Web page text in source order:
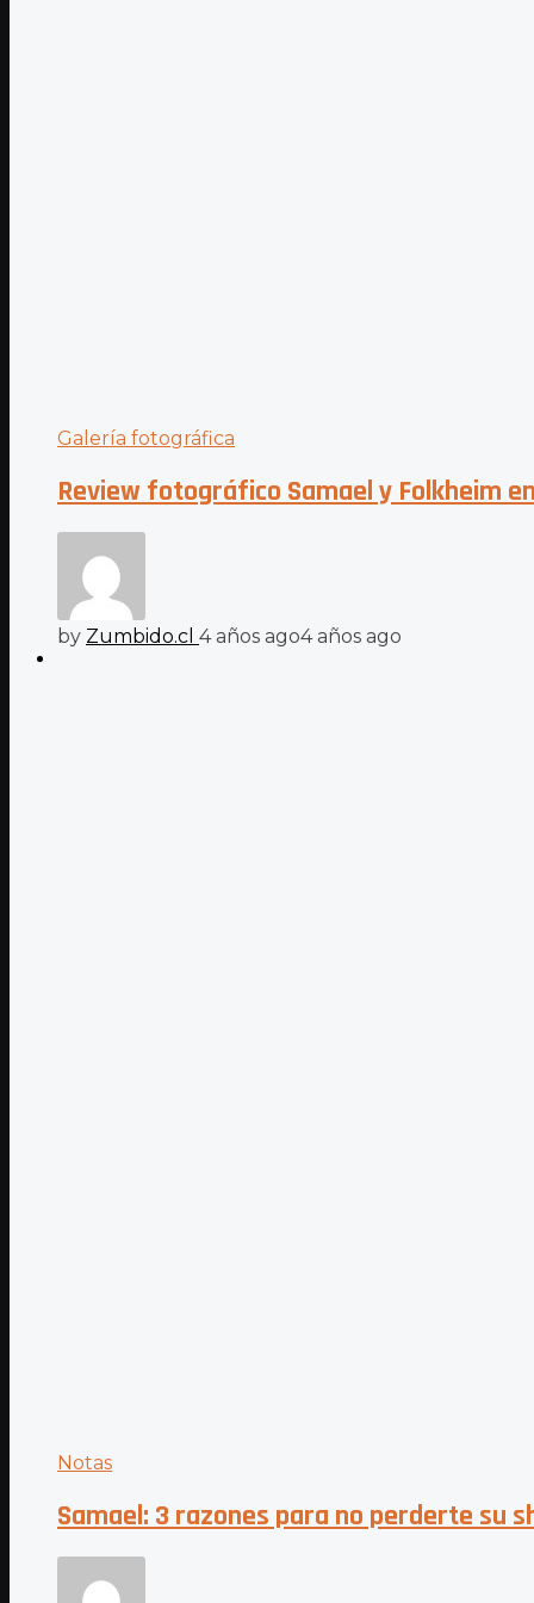
Galería fotográfica
Review fotográfico Samael y Folkheim
by Zumbido.cl 4 años ago4 años ago
Notas
Samael: 3 razones para no perderte su